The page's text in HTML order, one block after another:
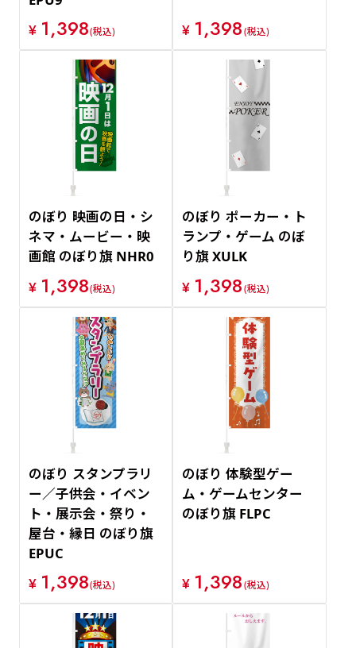
¥ 1,398(税込) ¥ 1,398(税込)
のぼり 映画の日・シ
ネマ・ムービー・映
画館 のぼり旗 NHR0
¥ 1,398(税込)
のぼり ポーカー・ト
ランプ・ゲーム のぼ
り旗 XULK
¥ 1,398(税込)
のぼり スタンプラリ
ー／子供会・イベン
ト・展示会・祭り・
屋台・縁日 のぼり旗
EPUC
¥ 1,398(税込)
のぼり 体験型ゲー
ム・ゲームセンター
のぼり旗 FLPC
¥ 1,398(税込)